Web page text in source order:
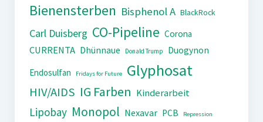
Bienensterben Bisphenol A BlackRock
Carl Duisberg CO-Pipeline Corona
CURRENTA Dhünnaue Donald Trump
Duogynon
Endosulfan
Fridays for Future Glyphosat
HIV/AIDS IG Farben Kinderarbeit
Lipobay Monopol Nexavar PCB Repression